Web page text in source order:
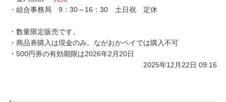
・組合事務局 9：30～16：30 土日祝 定休
・数量限定販売です。
・商品券購入は現金のみ。ながおかペイでは購入不可
・500円券の有効期限は2026年2月20日
2025年12月22日 09:16